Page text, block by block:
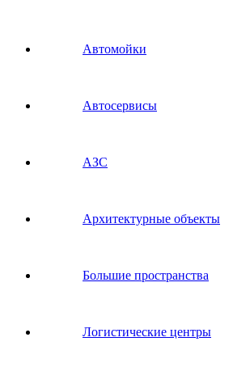
Автомойки
Автосервисы
АЗС
Архитектурные объекты
Большие пространства
Логистические центры